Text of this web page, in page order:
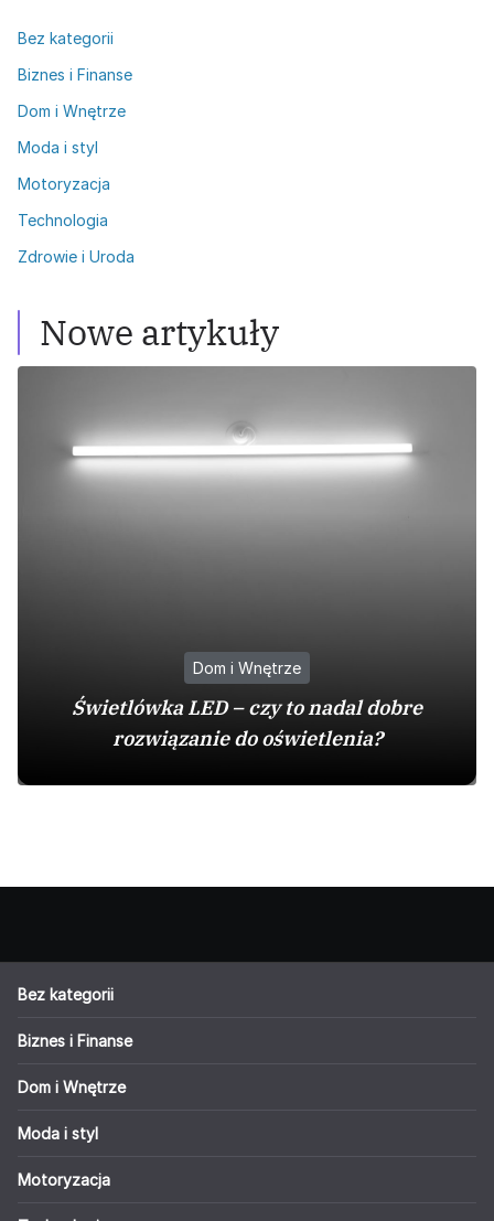
Bez kategorii
Biznes i Finanse
Dom i Wnętrze
Moda i styl
Motoryzacja
Technologia
Zdrowie i Uroda
Nowe artykuły
Dom i Wnętrze
Świetlówka LED – czy to nadal dobre
rozwiązanie do oświetlenia?
Bez kategorii
Biznes i Finanse
Dom i Wnętrze
Moda i styl
Motoryzacja